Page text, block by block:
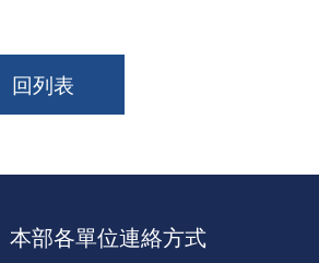
回列表
本部各單位連絡方式